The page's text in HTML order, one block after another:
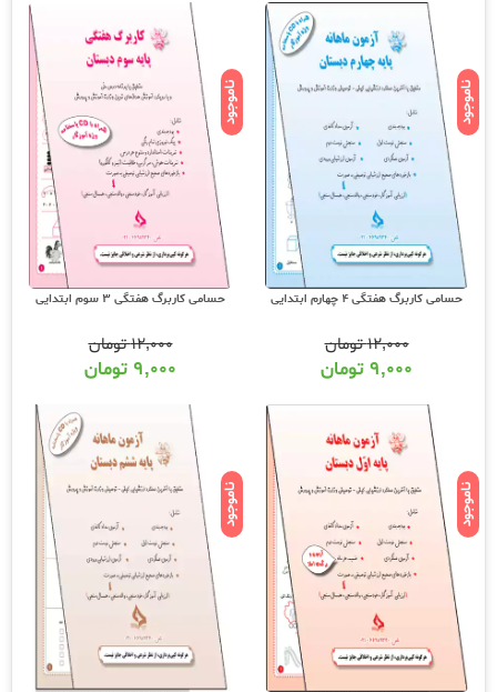
ناموجود
حسامی کاربرگ هفتگی 4 چهارم ابتدایی
۱۲,۰۰۰تومان
۹,۰۰۰ تومان
ناموجود
حسامی کاربرگ هفتگی 3 سوم ابتدایی
۱۲,۰۰۰تومان
۹,۰۰۰ تومان
ناموجود ناموجود